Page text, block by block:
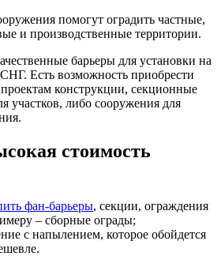
помогут оградить частные,
и производственные территории.
барьеры для установки на
Есть возможность приобрести
конструкции, секционные
участков, либо сооружения для
стоимость
фан-барьеры, секции, ограждения
– сборные ограды;
с напылением, которое обойдется